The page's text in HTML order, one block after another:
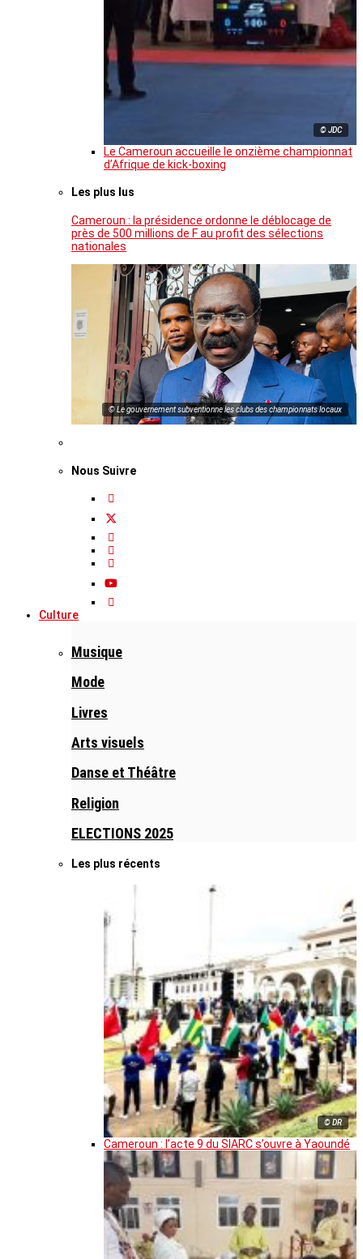
© JDC
Le Cameroun accueille le onzième championnat
d’Afrique de kick-boxing
Les plus lus
Cameroun : la présidence ordonne le déblocage de
près de 500 millions de F au profit des sélections
nationales
© Le gouvernement subventionne les clubs des championnats locaux
Nous Suivre
Culture
Musique
Mode
Livres
Arts visuels
Danse et Théâtre
Religion
ELECTIONS 2025
Les plus récents
© DR
Cameroun : l’acte 9 du SIARC s’ouvre à Yaoundé